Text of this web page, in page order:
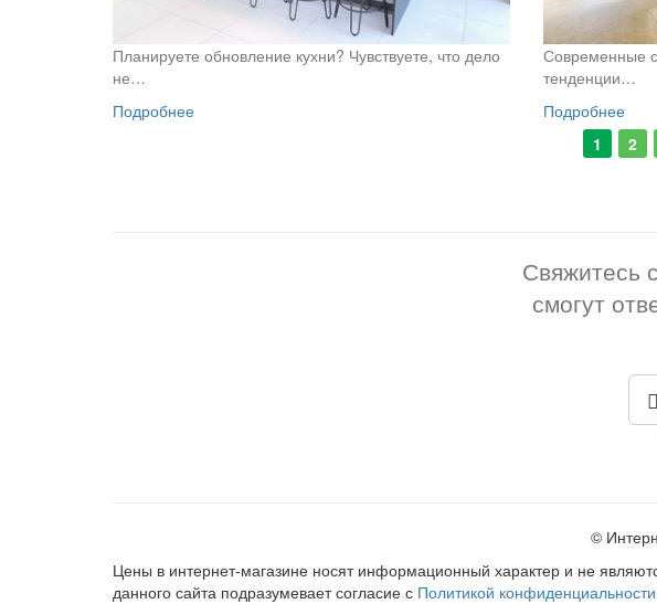
Планируете обновление кухни? Чувствуете, что дело
не…
Подробнее
Современные
тенденции…
Подробнее
1
2
Свяжитесь
смогут
©
Цены в интернет-магазине носят информационный характер и не
данного сайта подразумевает согласие с Политикой